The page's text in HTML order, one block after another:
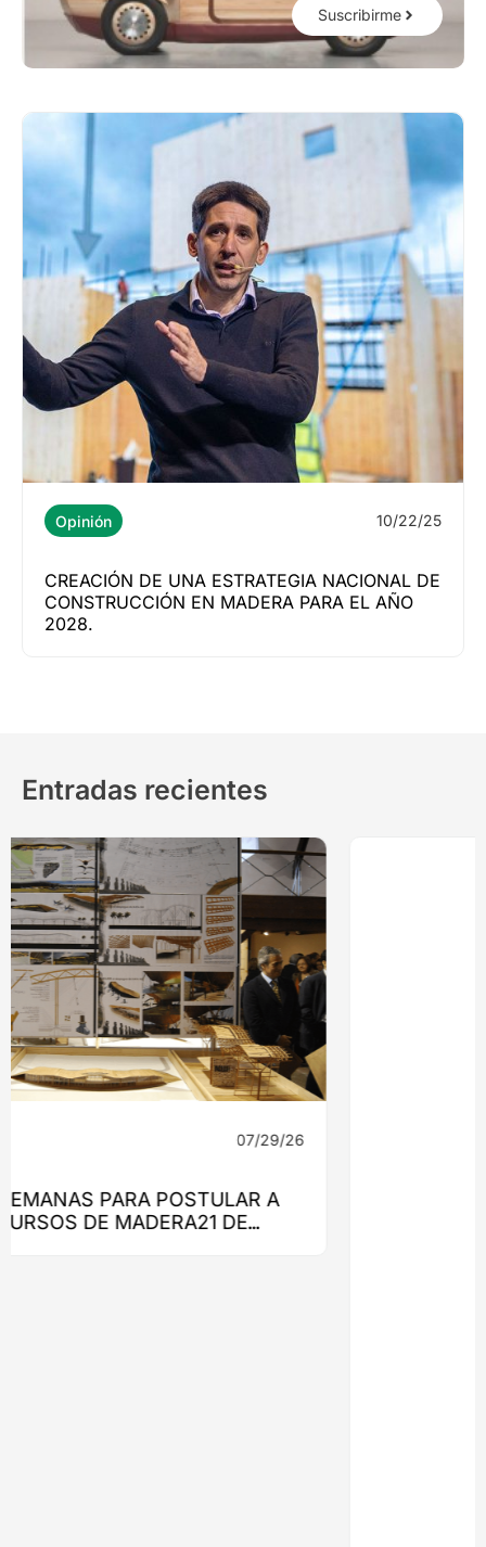
Suscribirme
Opinión 10/22/25
CREACIÓN DE UNA ESTRATEGIA NACIONAL DE
CONSTRUCCIÓN EN MADERA PARA EL AÑO
2028.
Entradas recientes
CAFÉ EL ULMO: UN PROYECTO QUE
ENCONTRÓ RESPUESTA EN LA MADERA